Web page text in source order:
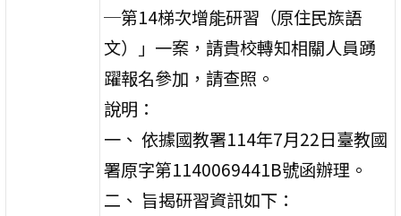
─第14梯次增能研習（原住民族語
文）」一案，請貴校轉知相關人員踴
躍報名參加，請查照。
說明：
一、 依據國教署114年7月22日臺教國
署原字第1140069441B號函辦理。
二、 旨揭研習資訊如下：